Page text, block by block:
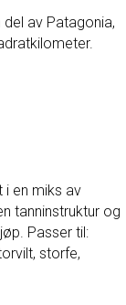
av Patagonia,
i en miks av
tanninstruktur og
Passer til:
storfe,